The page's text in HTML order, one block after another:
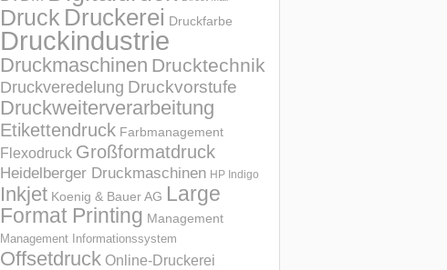
Druck Druckerei Druckfarbe
Druckindustrie
Druckmaschinen Drucktechnik
Druckveredelung Druckvorstufe
Druckweiterverarbeitung
Etikettendruck Farbmanagement
Flexodruck Großformatdruck
Heidelberger Druckmaschinen HP Indigo
Inkjet Koenig & Bauer AG Large
Format Printing Management
Management Informations­system
Offsetdruck Online-Druckerei